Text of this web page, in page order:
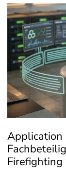
Application
Firefighting